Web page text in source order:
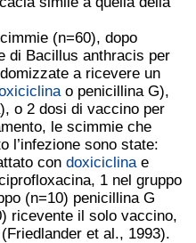
(n=60), dopo
di Bacillus anthracis per
a ricevere un
o penicillina G),
o 2 dosi di vaccino per
le scimmie che
l’infezione sono state:
con doxiciclinae
1 nel gruppo
(n=10) penicillina G
ricevente il solo vaccino,
et al., 1993).